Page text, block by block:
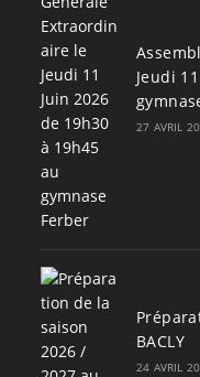
Jeudi
27 AVRIL
BACLY
24 AVRIL